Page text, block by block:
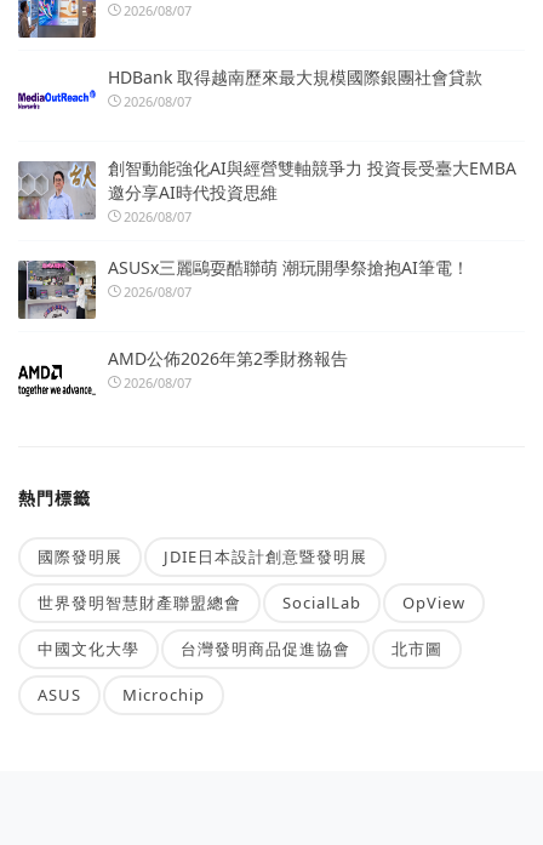
2026/08/07
HDBank 取得越南歷來最大規模國際銀團社會貸款
2026/08/07
創智動能強化AI與經營雙軸競爭力 投資長受臺大EMBA
邀分享AI時代投資思維
2026/08/07
ASUSx三麗鷗耍酷聯萌 潮玩開學祭搶抱AI筆電！
2026/08/07
AMD公佈2026年第2季財務報告
2026/08/07
熱門標籤
國際發明展 JDIE日本設計創意暨發明展
世界發明智慧財產聯盟總會 SocialLab OpView
中國文化大學 台灣發明商品促進協會 北市圖
ASUS Microchip